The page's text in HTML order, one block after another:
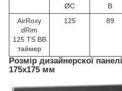
ØC
B
AirRoxy
dRim
125 TS BB
таймер
125 89
Розмір дизайнерскої
175х175 мм